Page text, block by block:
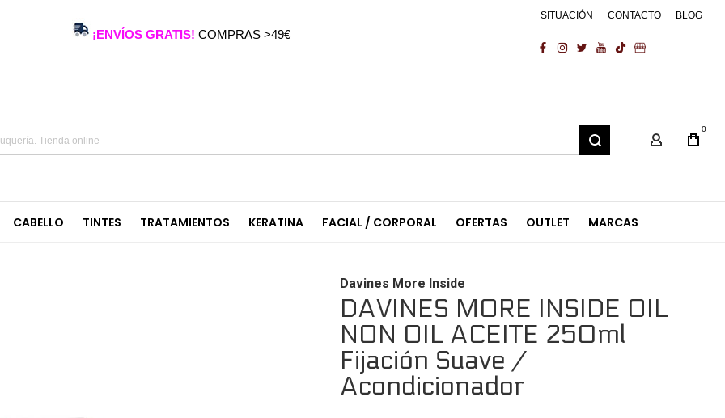
¡ENVÍOS GRATIS! COMPRAS >49€
SITUACIÓN CONTACTO BLOG
facebook
instagram
twitteryoutube
tiktokbusiness
Mi Cuenta
0
CABELLO TINTES TRATAMIENTOS KERATINA FACIAL / CORPORAL OFERTAS OUTLET MARCAS
Davines More Inside
DAVINES MORE INSIDE OIL
NON OIL ACEITE 250ml
Fijación Suave /
Acondicionador